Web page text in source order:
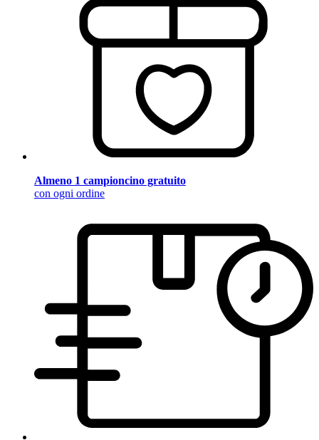
Almeno 1 campioncino gratuito
con ogni ordine